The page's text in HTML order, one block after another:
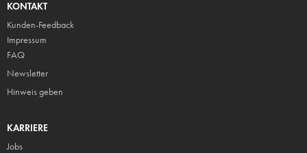
KONTAKT
Kunden-Feedback
Impressum
FAQ
Newsletter
Hinweis geben
KARRIERE
Jobs